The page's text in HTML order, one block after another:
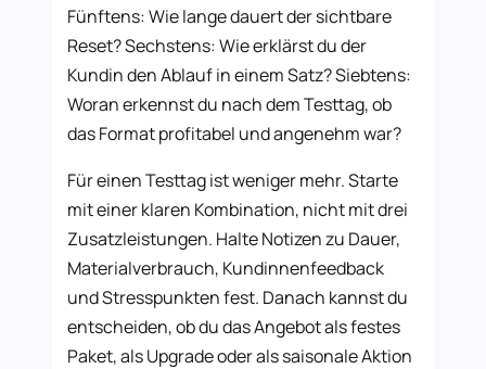
Fünftens: Wie lange dauert der sichtbare
Reset? Sechstens: Wie erklärst du der
Kundin den Ablauf in einem Satz? Siebtens:
Woran erkennst du nach dem Testtag, ob
das Format profitabel und angenehm war?
Für einen Testtag ist weniger mehr. Starte
mit einer klaren Kombination, nicht mit drei
Zusatzleistungen. Halte Notizen zu Dauer,
Materialverbrauch, Kundinnenfeedback
und Stresspunkten fest. Danach kannst du
entscheiden, ob du das Angebot als festes
Paket, als Upgrade oder als saisonale Aktion